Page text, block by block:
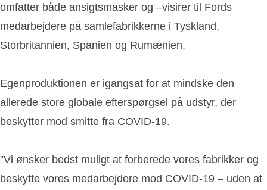
omfatter både ansigtsmasker og –visirer til Fords
medarbejdere på samlefabrikkerne i Tyskland,
Storbritannien, Spanien og Rumænien.
Egenproduktionen er igangsat for at mindske den
allerede store globale efterspørgsel på udstyr, der
beskytter mod smitte fra COVID-19.
”Vi ønsker bedst muligt at forberede vores fabrikker og
beskytte vores medarbejdere mod COVID-19 – uden at